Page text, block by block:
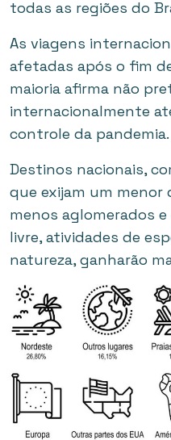
todas as regiões do
As viagens
afetadas após o fim
maioria afirma não
internacionalmente
controle da pandemia.
Destinos nacionais,
que exijam um menor
menos aglomerados
livre, atividades de
natureza, ganharão